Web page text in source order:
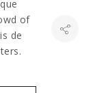
of
de